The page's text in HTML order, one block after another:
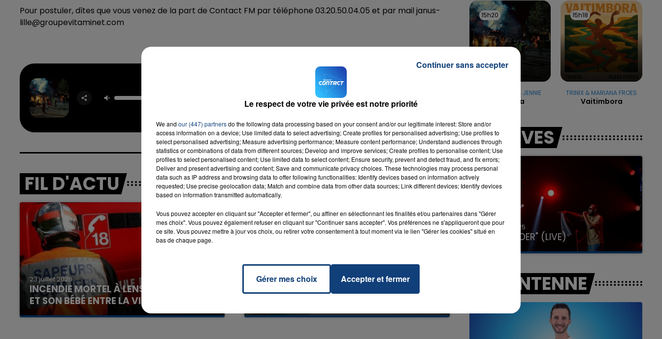
7h00 - 11h00
LA TEAM DE L'ÉTÉ
Pour postuler, dîtes que vous venez de la part de Contact FM par téléphone 03.20.50.04.05 et par mail janus-
lille@groupevitaminet.com
RADIO CONTACT
FIL D'ACTU
23 juillet 2026
INCENDIE MORTEL À LENS : UNE FEMME
ET SON BÉBÉ ENTRE LA VIE ET LA...
Un homme s'est immolé par le feu après avoir
20 juillet 2026
UNE ADOLESCENTE DEVANT SE FAIRE
La famille a porté plainte contre la clinique qui a
15h20
15h20
TAME IMPALA & JENNIE
Dracula
15h18
15h18
TRINIX & MARIANA FROES
Vaitimbora
LES LIVES
31 janvier 2025
GIMS "SPIDER" (LIVE)
A L'ANTENNE
Le respect de votre vie privée est notre priorité
We and our (447) partnersdo the following data processing based on your consent and/or our legitimate interest: Store and/or
access information on a device; Use limited data to select advertising; Create profiles for personalised advertising; Use profiles to
select personalised advertising; Measure advertising performance; Measure content performance; Understand audiences through
statistics or combinations of data from different sources; Develop and improve services; Create profiles to personalise content; Use
profiles to select personalised content; Use limited data to select content; Ensure security, prevent and detect fraud, and fix errors;
Deliver and present advertising and content; Save and communicate privacy choices. These technologies may process personal
data such as IP address and browsing data to offer following functionalities: Identify devices based on information actively
requested; Use precise geolocation data; Match and combine data from other data sources; Link different devices; Identify devices
based on information transmitted automatically.
Vous pouvez accepter en cliquant sur "Accepter et fermer", ou affiner en sélectionnant les finalités et/ou partenaires dans "Gérer
mes choix". Vous pouvez également refuser en cliquant sur "Continuer sans accepter". Vos préférences ne s'appliqueront que pour
ce site. Vous pouvez mettre à jour vos choix, ou retirer votre consentement à tout moment via le lien "Gérer les cookies" situé en
bas de chaque page.
Gérer mes choix Accepter et fermer
Continuer sans accepter